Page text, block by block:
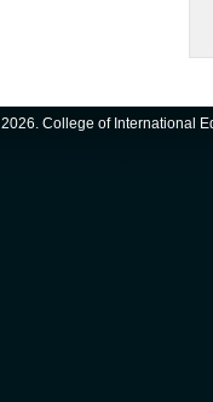
2026. College of International